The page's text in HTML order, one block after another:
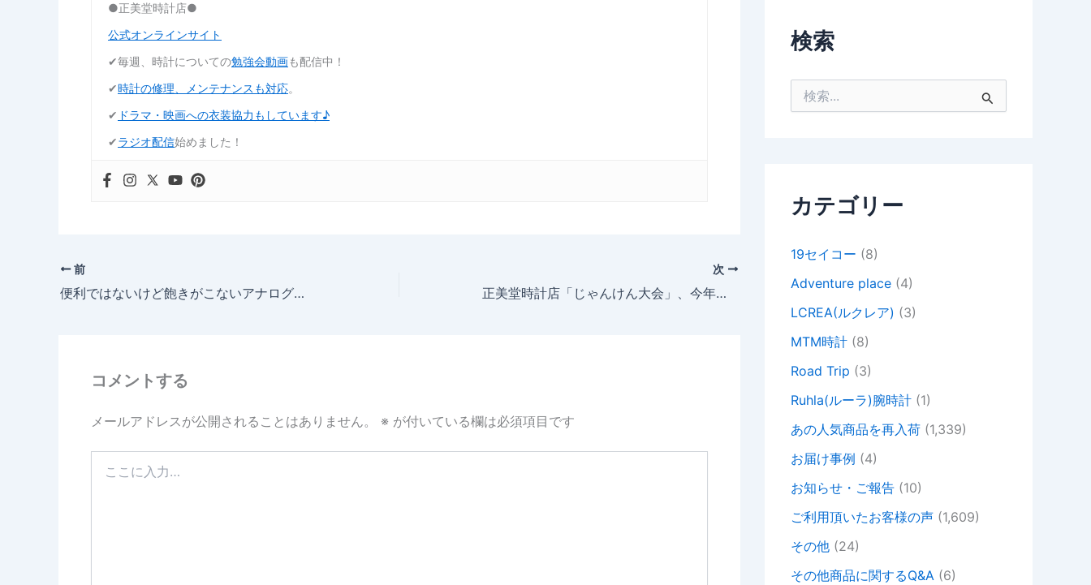
●正美堂時計店●
公式オンラインサイト
✔︎毎週、時計についての勉強会動画も配信中！
✔︎時計の修理、メンテナンスも対応。
✔︎ ドラマ・映画への衣装協力もしています♪
✔︎ラジオ配信始めました！
前
便利ではないけど飽きがこないアナログ製品
次
正美堂時計店「じゃんけん大会」、今年のじゃんけん、正美堂スタッフは強い？！
コメントする
メールアドレスが公開されることはありません。 ※ が付いている欄は必須項目です
検索
カテゴリー
19セイコー (8)
Adventure place (4)
LCREA(ルクレア) (3)
MTM時計 (8)
Road Trip (3)
Ruhla(ルーラ)腕時計 (1)
あの人気商品を再入荷 (1,339)
お届け事例 (4)
お知らせ・ご報告 (10)
ご利用頂いたお客様の声 (1,609)
その他 (24)
その他商品に関するQ&A (6)